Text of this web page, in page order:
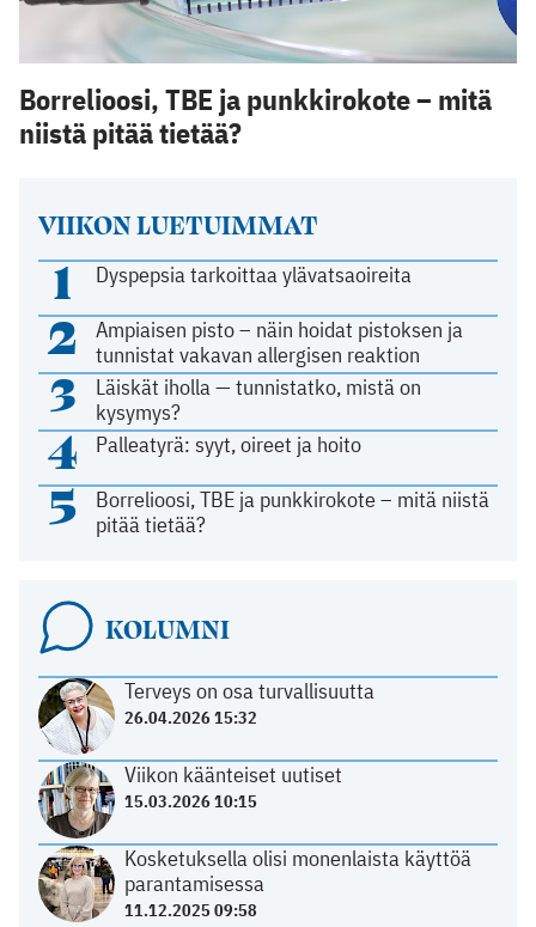
VIIKON LUETUIMMAT
1 Dyspepsia tarkoittaa ylävatsaoireita
2
Ampiaisen pisto – näin hoidat pistoksen ja
tunnistat vakavan allergisen reaktion
3
Läiskät iholla — tunnistatko, mistä on
kysymys?
4 Palleatyrä: syyt, oireet ja hoito
5
Borrelioosi, TBE ja punkkirokote – mitä niistä
pitää tietää?
KOLUMNI
Terveys on osa turvallisuutta
26.04.2026 15:32
Viikon käänteiset uutiset
15.03.2026 10:15
Kosketuksella olisi monenlaista käyttöä
parantamisessa
11.12.2025 09:58
Borrelioosi, TBE ja punkkirokote – mitä
niistä pitää tietää?